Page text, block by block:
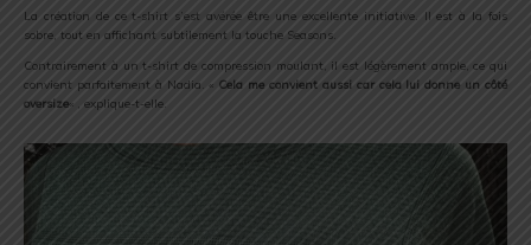
La création de ce t-shirt s’est avérée être une excellente initiative. Il est à la fois
sobre, tout en affichant subtilement la touche Seasons.
Contrairement à un t-shirt de compression moulant, il est légèrement ample, ce qui
convient parfaitement à Nadia. « Cela me convient aussi car cela lui donne un côté
oversize« , explique-t-elle.